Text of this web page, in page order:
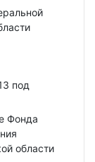
под
Фонда
области